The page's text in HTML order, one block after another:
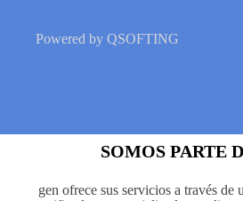
Powered by QSOFTING
SOMOS PARTE
gen ofrece sus servicios a través de